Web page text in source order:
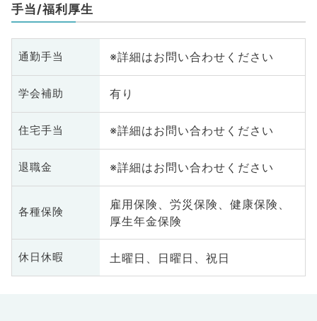
手当/福利厚生
通勤手当 ※詳細はお問い合わせください
学会補助 有り
住宅手当 ※詳細はお問い合わせください
退職金 ※詳細はお問い合わせください
各種保険
雇用保険、労災保険、健康保険、
厚生年金保険
休日休暇 土曜日、日曜日、祝日